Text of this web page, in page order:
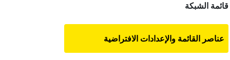
قائمة الشبكة
عناصر القائمة والإعدادات الافتراضية